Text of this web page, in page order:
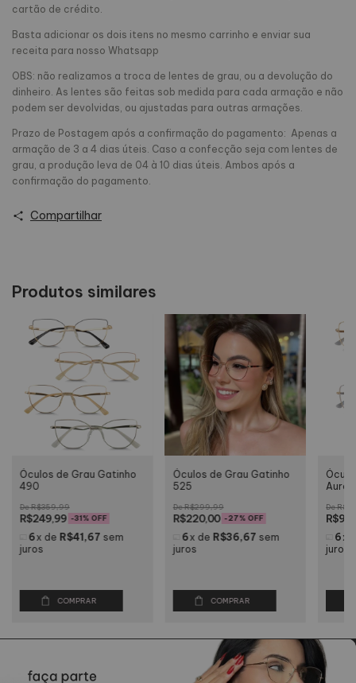
cartão de crédito.
Basta adicionar os dois itens no mesmo carrinho e enviar sua
receita para nosso Whatsapp
OBS: não realizamos a troca de lentes de grau, ou a devolução do
dinheiro. As lentes são feitas sob medida para cada armação e não
podem ser devolvidas, ou ajustadas para outras armações.
Prazo de Postagem após a confirmação do pagamento: Apenas a
armação de 3 a 4 dias úteis. Caso a confecção seja com lentes de
grau, a produção leva de 04 à 10 dias úteis. Ambos após a
confirmação do pagamento.
Compartilhar
Produtos similares
Óculos de Grau Gatinho
490
R$359,99
R$249,99 -31% OFF
6 x de R$41,67 sem
juros
COMPRAR
Óculos de Grau Gatinho
525
R$299,99
R$220,00 -27% OFF
6 x de R$36,67 sem
juros
COMPRAR
6 x
juros